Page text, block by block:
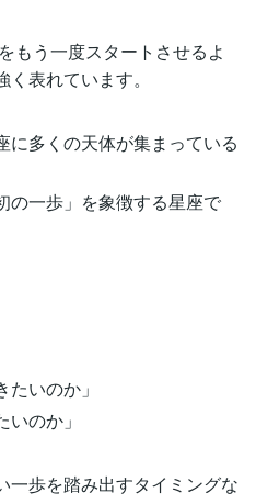
もう一度スタートさせるよ
表れています。
に多くの天体が集まっている
の一歩」を象徴する星座で
たいのか」
いのか」
一歩を踏み出すタイミングな